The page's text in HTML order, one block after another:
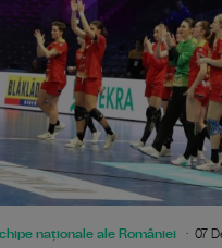
naționale ale României 07